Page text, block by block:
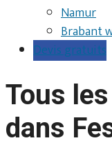
Namur
Brabant
Devis gratuits
Tous
dans